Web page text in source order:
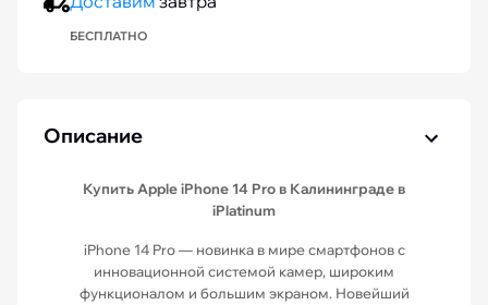
БЕСПЛАТНО
Описание
Купить Apple iPhone 14 Pro в Калининграде в
iPlatinum
iPhone 14 Pro — новинка в мире смартфонов с
инновационной системой камер, широким
функционалом и большим экраном. Новейший